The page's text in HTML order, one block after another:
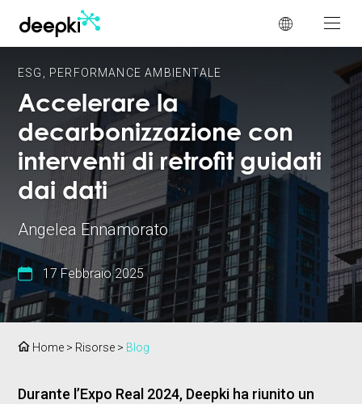
ESG PERFORMANCE AMBIENTALE
Accelerare la
decarbonizzazione con
interventi di retrofit guidati
dai dati
Angelea Ennamorato
17 Febbraio 2025
Home > Risorse > Blog
Durante l’Expo Real 2024, Deepki ha riunito un
Pannello di gestione dei cookies